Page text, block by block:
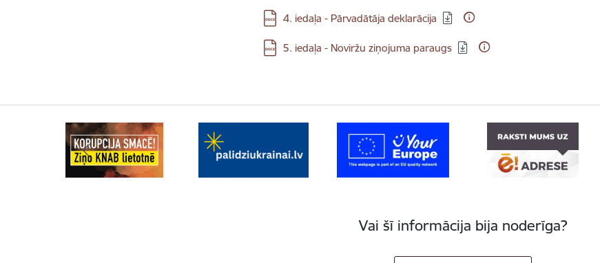
Lejupielādēt:
4. iedaļa - Pārvadātāja deklarācija
Lejupielādēt:
5. iedaļa - Noviržu ziņojuma paraugs
Vai šī informācija bija noderīga?